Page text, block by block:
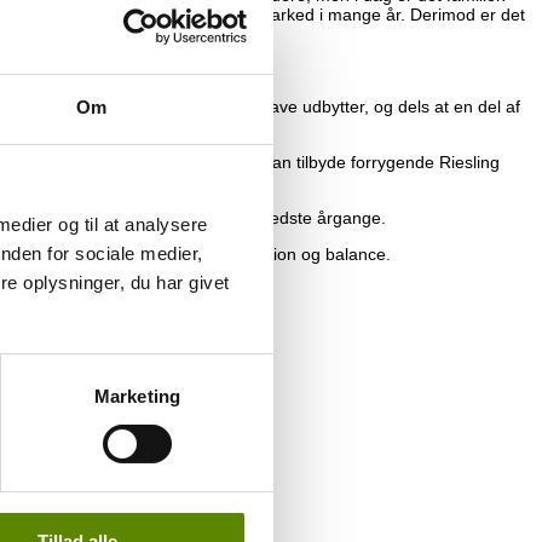
Om
og til at analysere
for sociale medier,
oplysninger, du har givet
Marketing
og har været på det danske marked i mange år. Derimod er det
i Danmark.
l’ill i Alsace.
mængde skyldes dels meget lave udbytter, og dels at en del af
kælder. Det er også derfor jeg kan tilbyde forrygende Riesling
Preiss serien laves kun i de bedste årgange.
Masser af ren frugt, koncentration og balance.